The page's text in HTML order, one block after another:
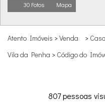
30 Fotos Mapa
Atento Imóveis >Venda > Casa
Vila da Penha > Código do
807 pessoas